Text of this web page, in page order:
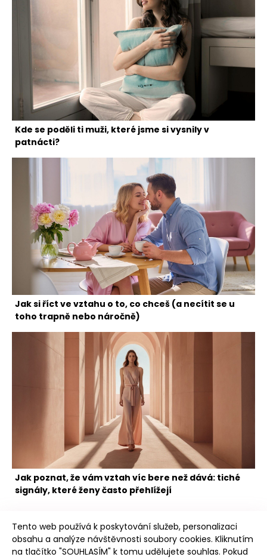
Kde se poděli ti muži, které jsme si vysnily v
patnácti?
Jak si říct ve vztahu o to, co chceš (a necítit se u
toho trapně nebo náročně)
Jak poznat, že vám vztah víc bere než dává: tiché
signály, které ženy často přehlížejí
Tento web používá k poskytování služeb, personalizaci
obsahu a analýze návštěvnosti soubory cookies. Kliknutím
na tlačítko "SOUHLASÍM" k tomu udělujete souhlas. Pokud